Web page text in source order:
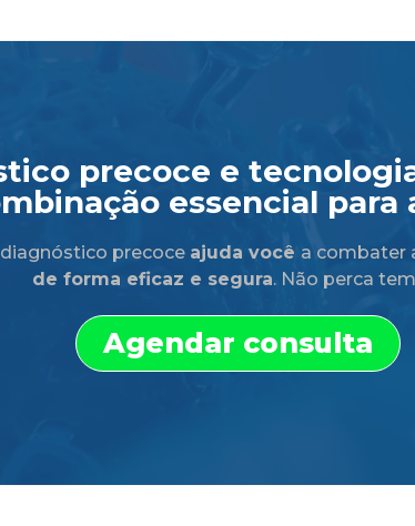
precoce e
essencial para
precoce ajuda você a combater
de forma eficaz e segura. Não perca
Agendar consulta